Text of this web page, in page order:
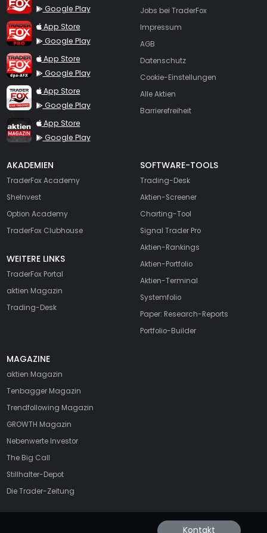
Google Play
TraderFox Pro
App Store
Google Play
TraderFox dpa-AFX ProFeed
App Store
Google Play
TraderFox Live Trading
App Store
Google Play
TraderFox aktien Magazin
App Store
Google Play
Jobs bei TraderFox
Impressum
AGB
Datenschutz
Cookie-Einstellungen
Alle Aktien
Barrierefreiheit
AKADEMIEN
TraderFox Academy
SheInvest
Option Academy
TraderFox Clubhouse
WEITERE LINKS
TraderFox Portal
aktien Magazin
Trading-Desk
SOFTWARE-TOOLS
Trading-Desk
Aktien-Screener
Charting-Tool
Signal Trader Pro
Aktien-Rankings
Aktien-Portfolio
Aktien-Terminal
Systemfolio
Paper: Research-Reports
Portfolio-Builder
MAGAZINE
aktien Magazin
Tenbagger Magazin
Trendfollowing Magazin
GROWTH Magazin
Nebenwerte Investor
The Big Call
Stillhalter-Depot
Die Trader-Zeitung
Kontakt